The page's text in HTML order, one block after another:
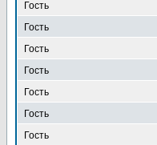
Гость
Гость
Гость
Гость
Гость
Гость
Гость